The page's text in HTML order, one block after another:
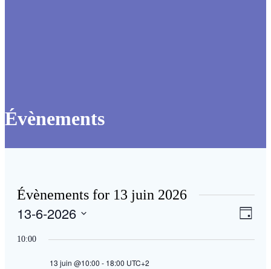
Évènements
Évènements for 13 juin 2026
de
vues
Jour
13-6-2026
une
10:00
13 juin @10:00 - 18:00 UTC+2